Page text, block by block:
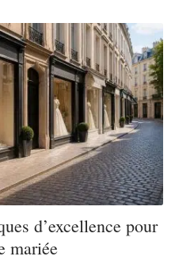
d’excellence pour
mariée